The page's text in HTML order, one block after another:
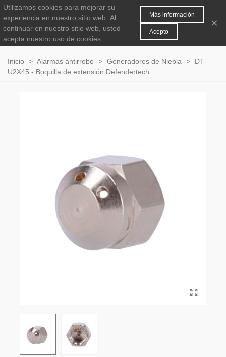
0
Inicio > Alarmas antirrobo > Generadores de Niebla >
DT-
U2X45 - Boquilla de extensión Defendertech
Utilizamos cookies para mejorar su
experiencia en nuestro sitio web. Al
continuar en nuestro sitio web, usted
acepta nuestro uso de cookies.
Más información
Acepto
×